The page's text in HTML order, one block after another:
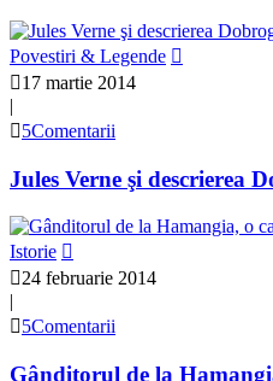
Povestiri & Legende
17 martie 2014
|
5Comentarii
Jules Verne şi descrierea
Istorie
24 februarie 2014
|
5Comentarii
Gânditorul de la